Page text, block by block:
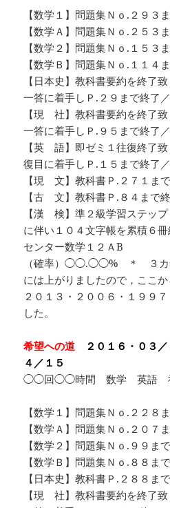
【数学１】問題集Ｎｏ.２９３
【数学Ａ】問題集Ｎｏ.２５３
【数学２】問題集Ｎｏ.１５３
【数学Ｂ】問題集Ｎｏ.１１４
【日本史】教科書要約を終了
一答に着手しＰ.２９まで終了
【現 社】教科書要約を終了
一答に着手しＰ.９５まで終了
【英 語】即ゼミ１往復終了
復目に着手しＰ.１５まで終了
【現 文】教科書Ｐ.２７１ま
【古 文】教科書Ｐ.８４まで
【漢 検】準２級学習ステッ
に伴い１０４文字帳を累積６冊
センター数学１２ＡB
（確率）◯◯.◯◯% ＊ ３カ
には上がりましたので，ここか
２０１３・２００６・１９９
した。
希望への道 ２０１６・０３
４／１５
◯◯回◯◯時間 数学 英語
【数学１】問題集Ｎｏ.２２８
【数学Ａ】問題集Ｎｏ.２０７
【数学２】問題集Ｎｏ.９９ま
【数学Ｂ】問題集Ｎｏ.８８ま
【日本史】教科書Ｐ.２８８ま
【現 社】教科書要約を終了